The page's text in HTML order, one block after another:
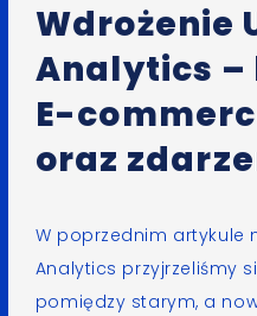
Wdrożenie
Analytics
E-
oraz
W poprzednim artykule
Analytics przyjrzeliśmy
pomiędzy starym, a